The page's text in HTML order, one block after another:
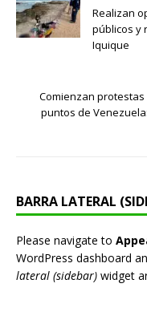
Realizan
públicos y
Iquique
Comienzan
puntos de
BARRA LATERAL
Please navigate to
WordPress dashboard
lateral (sidebar) widget